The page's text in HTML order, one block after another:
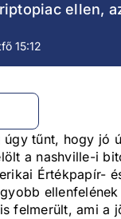
ellen,
15:12
tűnt, hogy jó
a nashville-i
Értékpapír-
felmerült, ami